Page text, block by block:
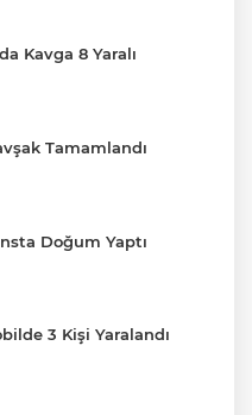
Kavga 8 Yaralı
Tamamlandı
Doğum Yaptı
3 Kişi Yaralandı